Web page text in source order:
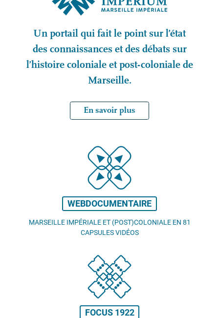
Un portail qui fait le point sur l’état
des connaissances et des débats sur
l’histoire coloniale et post-coloniale de
Marseille.
En savoir plus
WEBDOCUMENTAIRE
MARSEILLE IMPÉRIALE ET (POST)COLONIALE EN 81
CAPSULES VIDÉOS
FOCUS 1922